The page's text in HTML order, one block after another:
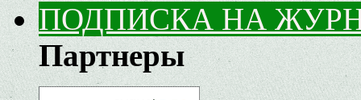
ПОДПИСКА НА
Партнеры